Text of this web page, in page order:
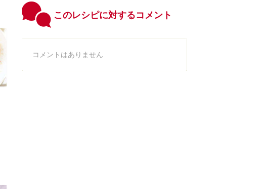
このレシピに対するコメント
コメントはありません